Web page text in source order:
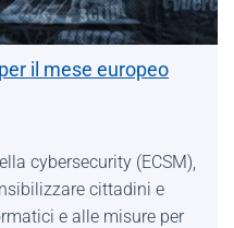
il mese europeo
cybersecurity (ECSM),
cittadini e
e alle misure per